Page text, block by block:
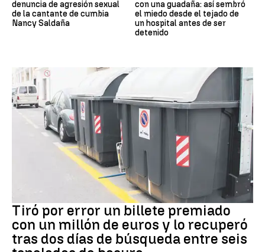
denuncia de agresión sexual
de la cantante de cumbia
Nancy Saldaña
con una guadaña: así sembró
el miedo desde el tejado de
un hospital antes de ser
detenido
Tiró por error un billete premiado
con un millón de euros y lo recuperó
tras dos días de búsqueda entre seis